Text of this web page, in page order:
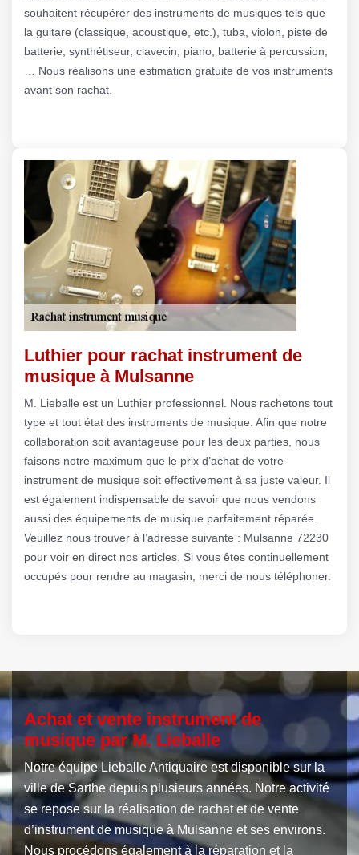
souhaitent récupérer des instruments de musiques tels que
la guitare (classique, acoustique, etc.), tuba, violon, piste de
batterie, synthétiseur, clavecin, piano, batterie à percussion,
… Nous réalisons une estimation gratuite de vos instruments
avant son rachat.
Luthier pour rachat instrument de
musique à Mulsanne
M. Lieballe est un Luthier professionnel. Nous rachetons tout
type et tout état des instruments de musique. Afin que notre
collaboration soit avantageuse pour les deux parties, nous
faisons notre maximum que le prix d’achat de votre
instrument de musique soit effectivement à sa juste valeur. Il
est également indispensable de savoir que nous vendons
aussi des équipements de musique parfaitement réparée.
Veuillez nous trouver à l’adresse suivante : Mulsanne 72230
pour voir en direct nos articles. Si vous êtes continuellement
occupés pour rendre au magasin, merci de nous téléphoner.
Achat et vente instrument de
musique par M. Lieballe
Notre équipe Lieballe Antiquaire est disponible sur la
ville de Sarthe depuis plusieurs années. Notre activité
se repose sur la réalisation de rachat et de vente
d’instrument de musique à Mulsanne et ses environs.
Nous procédons également à la réparation et la